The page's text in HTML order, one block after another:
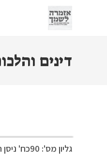
דינים
גליון מס': 90 כח'